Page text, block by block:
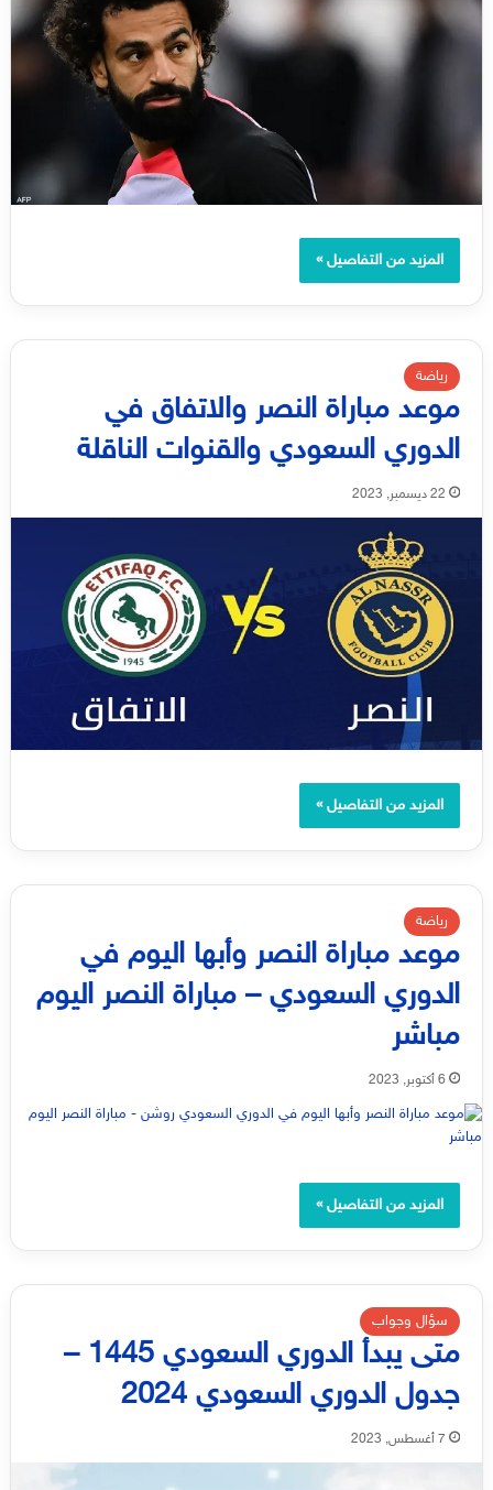
المزيد من التفاصيل »
رياضة
موعد مباراة النصر والاتفاق في
الدوري السعودي والقنوات الناقلة
22 ديسمبر, 2023
المزيد من التفاصيل »
رياضة
موعد مباراة النصر وأبها اليوم في
الدوري السعودي – مباراة النصر اليوم
مباشر
6 أكتوبر, 2023
المزيد من التفاصيل »
سؤال وجواب
متى يبدأ الدوري السعودي 1445 –
جدول الدوري السعودي 2024
7 أغسطس, 2023